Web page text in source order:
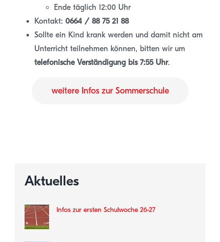
Ende täglich 12:00 Uhr
Kontakt: 0664 / 88 75 21 88
Sollte ein Kind krank werden und damit nicht am
Unterricht teilnehmen können, bitten wir um
telefonische Verständigung bis 7:55 Uhr.
weitere Infos zur Sommerschule
Aktuelles
Infos zur ersten Schulwoche 26-27